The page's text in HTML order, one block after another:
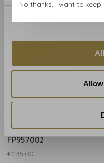
Pierre Frey Lucille -
FP957002
€235,00
No thanks, I want to keep